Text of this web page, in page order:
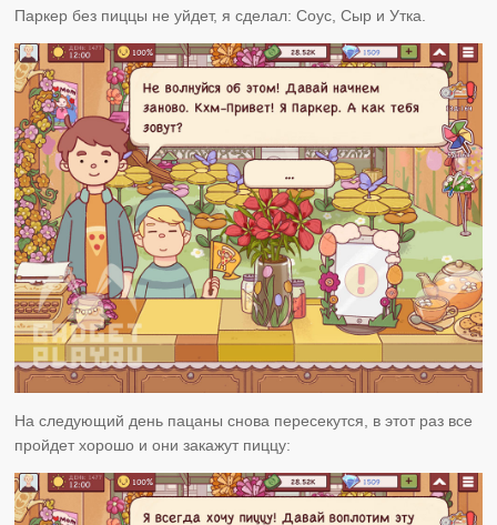
Паркер без пиццы не уйдет, я сделал: Соус, Сыр и Утка.
На следующий день пацаны снова пересекутся, в этот раз все
пройдет хорошо и они закажут пиццу: